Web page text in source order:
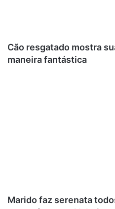
Cão resgatado mostra
maneira fantástica
Marido faz serenata